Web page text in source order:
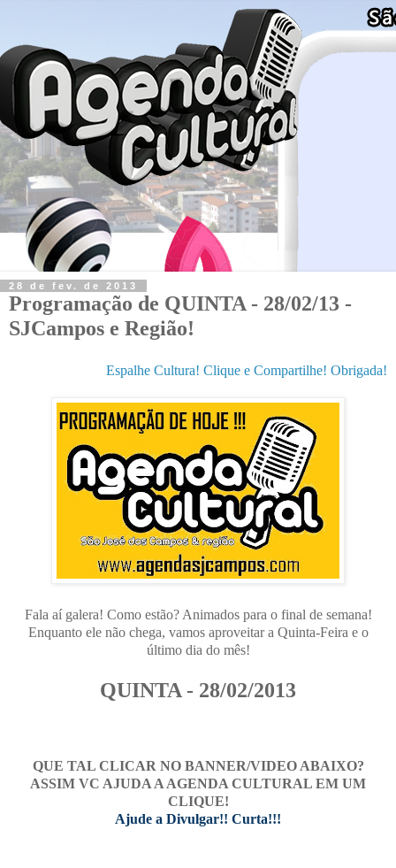
28 de fev. de 2013
Programação de QUINTA - 28/02/13 -
SJCampos e Região!
Espalhe Cultura! Clique e Compartilhe! Obrigada!
Fala aí galera! Como estão? Animados para o final de semana!
Enquanto ele não chega, vamos aproveitar a Quinta-Feira e o
último dia do mês!
QUINTA - 28/02/2013
QUE TAL CLICAR NO BANNER/VIDEO ABAIXO?
ASSIM VC AJUDA A AGENDA CULTURAL EM UM
CLIQUE!
Ajude a Divulgar!! Curta!!!